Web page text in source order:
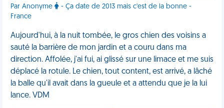
Par Anonyme
- Ça date de 2013 mais c'est de la bonne -
France
Aujourd'hui, à la nuit tombée, le gros chien des voisins a
sauté la barrière de mon jardin et a couru dans ma
direction. Affolée, j'ai fui, ai glissé sur une limace et me suis
déplacé la rotule. Le chien, tout content, est arrivé, a lâché
la balle qu'il avait dans la gueule et a attendu que je la lui
lance. VDM